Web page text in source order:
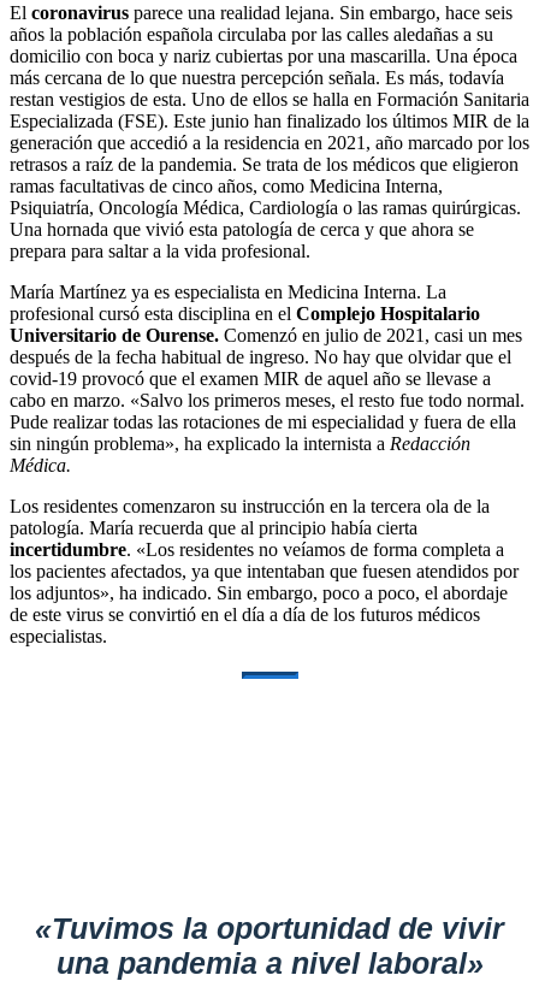
El coronavirus parece una realidad lejana. Sin embargo, hace seis
años la población española circulaba por las calles aledañas a su
domicilio con boca y nariz cubiertas por una mascarilla. Una época
más cercana de lo que nuestra percepción señala. Es más, todavía
restan vestigios de esta. Uno de ellos se halla en Formación Sanitaria
Especializada (FSE). Este junio han finalizado los últimos MIR de la
generación que accedió a la residencia en 2021, año marcado por los
retrasos a raíz de la pandemia. Se trata de los médicos que eligieron
ramas facultativas de cinco años, como Medicina Interna,
Psiquiatría, Oncología Médica, Cardiología o las ramas quirúrgicas.
Una hornada que vivió esta patología de cerca y que ahora se
prepara para saltar a la vida profesional.
María Martínez ya es especialista en Medicina Interna. La
profesional cursó esta disciplina en el Complejo Hospitalario
Universitario de Ourense. Comenzó en julio de 2021, casi un mes
después de la fecha habitual de ingreso. No hay que olvidar que el
covid-19 provocó que el examen MIR de aquel año se llevase a
cabo en marzo. «Salvo los primeros meses, el resto fue todo normal.
Pude realizar todas las rotaciones de mi especialidad y fuera de ella
sin ningún problema», ha explicado la internista a Redacción
Médica.
Los residentes comenzaron su instrucción en la tercera ola de la
patología. María recuerda que al principio había cierta
incertidumbre. «Los residentes no veíamos de forma completa a
los pacientes afectados, ya que intentaban que fuesen atendidos por
los adjuntos», ha indicado. Sin embargo, poco a poco, el abordaje
de este virus se convirtió en el día a día de los futuros médicos
especialistas.
«Tuvimos la oportunidad de vivir
una pandemia a nivel laboral»